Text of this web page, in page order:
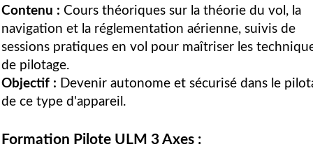
Contenu : Cours théoriques sur la théorie du vol, la
navigation et la réglementation aérienne, suivis de
sessions pratiques en vol pour maîtriser les
de pilotage.
Objectif : Devenir autonome et sécurisé dans le
de ce type d'appareil.
Formation Pilote ULM 3 Axes :